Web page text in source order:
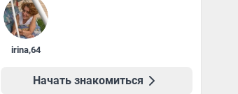
irina,64
Начать знакомиться